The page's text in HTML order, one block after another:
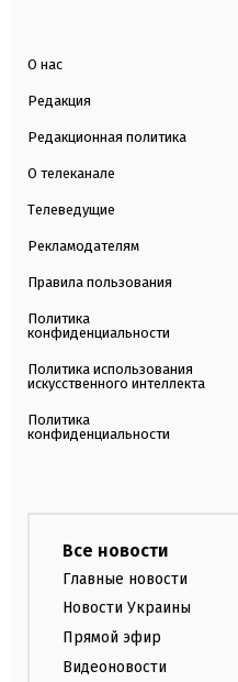
О нас
Редакция
Редакционная политика
О телеканале
Телеведущие
Рекламодателям
Правила пользования
Политика
конфиденциальности
Политика использования
искусственного интеллекта
Политика
конфиденциальности
Все новости
Главные новости
Новости Украины
Прямой эфир
Видеоновости